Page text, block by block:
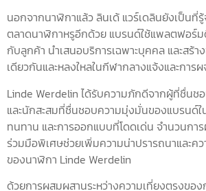
นอกจากนาฬิกาแล้ว ลินเด้ แวร์เดลินยังเป็นที่
ตลาดนาฬิกาหรูอีกด้วย แบรนด์ใช้แพลตฟอร์
กับลูกค้า นำเสนอบริการเฉพาะบุคคล และสร้
เดียวกันและหลงใหลในกีฬากลางแจ้งและกา
Linde Werdelin ได้รับความภักดีจากผู้ที่ชื่นช
และนักสะสมที่ชื่นชอบความมุ่งมั่นของแบรนด์ใ
ทนทาน และการออกแบบที่โดดเด่น จำนวนกา
ร่วมมือพิเศษช่วยเพิ่มความน่าปรารถนาและคว
ของนาฬิกา Linde Werdelin
ด้วยการผสมผสานระหว่างความเที่ยงตรงขอ